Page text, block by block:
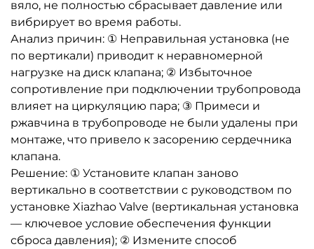
вяло, не полностью сбрасывает давление или
вибрирует во время работы.
Анализ причин: ① Неправильная установка (не
по вертикали) приводит к неравномерной
нагрузке на диск клапана; ② Избыточное
сопротивление при подключении трубопровода
влияет на циркуляцию пара; ③ Примеси и
ржавчина в трубопроводе не были удалены при
монтаже, что привело к засорению сердечника
клапана.
Решение: ① Установите клапан заново
вертикально в соответствии с руководством по
установке Xiazhao Valve (вертикальная установка
— ключевое условие обеспечения функции
сброса давления); ② Измените способ